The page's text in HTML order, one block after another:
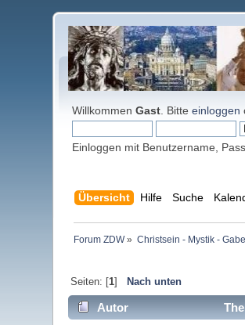
WillkommenGast . Bitteeinloggen
Einloggen mit Benutzername,
Übersicht Hilfe Suche
Forum ZDW» Christsein - Mystik -
Seiten: [1] Nach unten
Autor